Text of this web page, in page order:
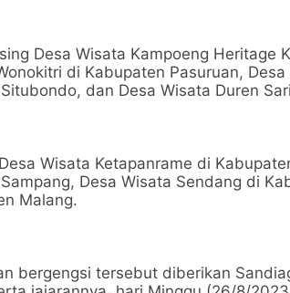
Desa Wisata Kampoeng Heritage
di Kabupaten Pasuruan,
dan Desa Wisata Duren
Wisata Ketapanrame di
Desa Wisata Sendang di
Malang.
bergengsi tersebut diberikan